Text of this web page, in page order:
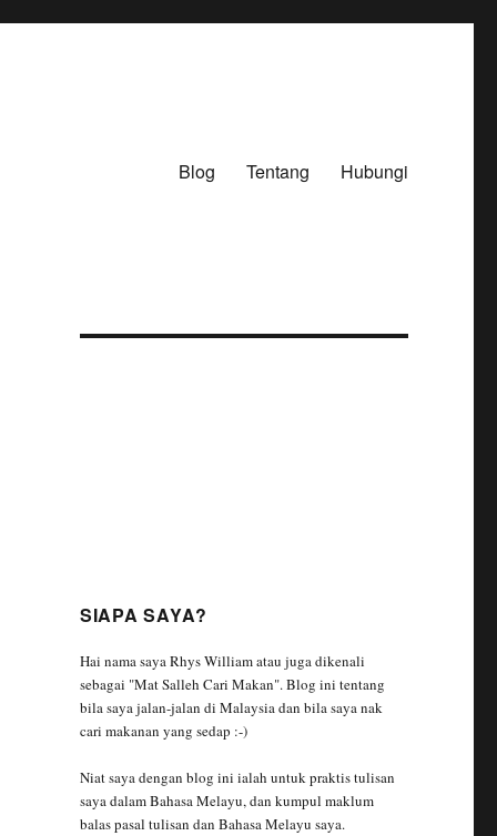
Blog Tentang Hubungi
SIAPA SAYA?
Hai nama saya Rhys William atau juga dikenali
sebagai "Mat Salleh Cari Makan". Blog ini tentang
bila saya jalan-jalan di Malaysia dan bila saya nak
cari makanan yang sedap :-)
Niat saya dengan blog ini ialah untuk praktis tulisan
saya dalam Bahasa Melayu, dan kumpul maklum
balas pasal tulisan dan Bahasa Melayu saya.